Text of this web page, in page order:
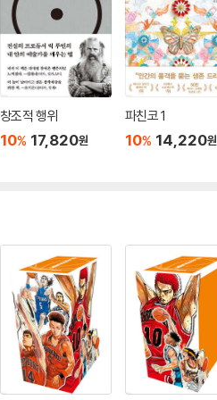
창조적 행위
10% 17,820원
파친코 1
10% 14,220원